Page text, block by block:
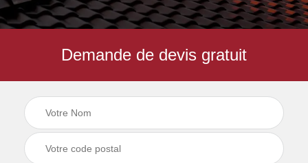
Demande de devis gratuit